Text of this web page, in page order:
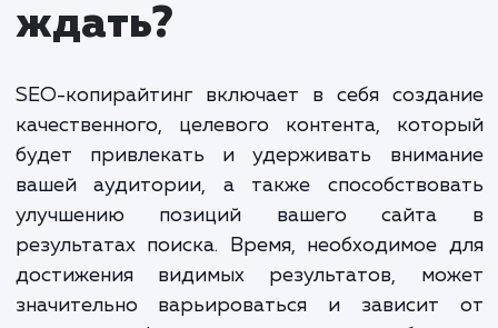
темы и требования по качеству. Мы гарантируем
разумные цены, учитывая высокий уровень
профессионализма наших специалистов и
предлагаемого контента.
Наша цель – обеспечить вам максимальную
от каждого вложенного рубля. Мы предлагаем
тарифы, которые включают в себя составление
оптимизированных текстов для сайта, написание